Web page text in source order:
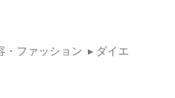
・ファッション ▸ ダイエ